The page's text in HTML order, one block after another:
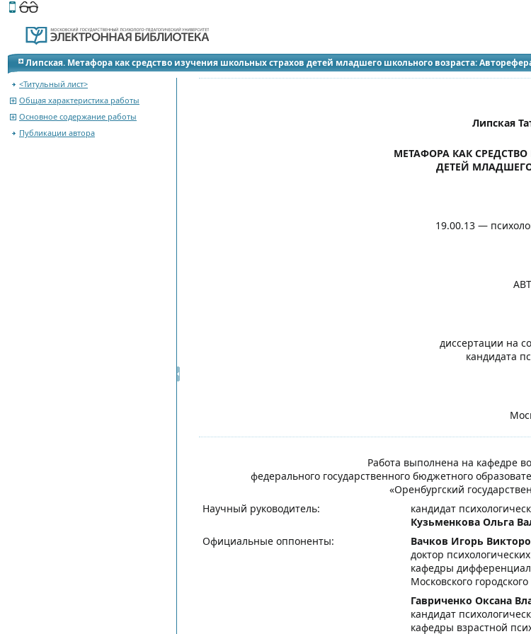
Этот сайт поддерживает
Липская. Метафора как средство изучения школьных страхов детей младшего школьного возраста:
<Титульный лист>
Общая характеристика работы
Основное содержание работы
Публикации автора
Липская
МЕТАФОРА КАК
ДЕТЕЙ
19.00.13 —
диссертации на
кандидата
Работа выполнена на кафедре
федерального государственного бюджетного
«Оренбургский
Научный руководитель:
кандидат
Кузьменкова Ольга
Официальные оппоненты:
Вачков Игорь
доктор
кафедры
Московского
Гавриченко Оксана
кандидат
кафедры взрастной